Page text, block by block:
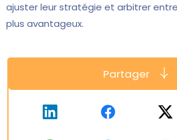
ajuster leur stratégie et arbitrer
plus avantageux.
Partager